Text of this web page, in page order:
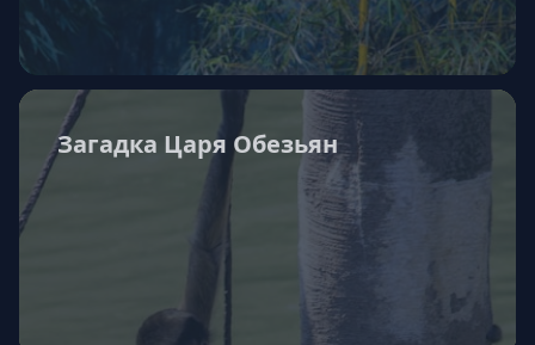
Загадка Царя Обезьян